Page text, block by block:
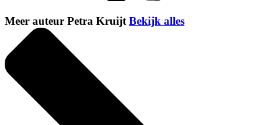
Meer auteur Petra Kruijt Bekijk alles